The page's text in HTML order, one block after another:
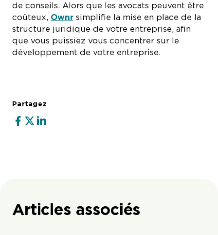
de conseils. Alors que les avocats peuvent être
coûteux, Ownr simplifie la mise en place de la
structure juridique de votre entreprise, afin
que vous puissiez vous concentrer sur le
développement de votre entreprise.
Partagez
Articles associés